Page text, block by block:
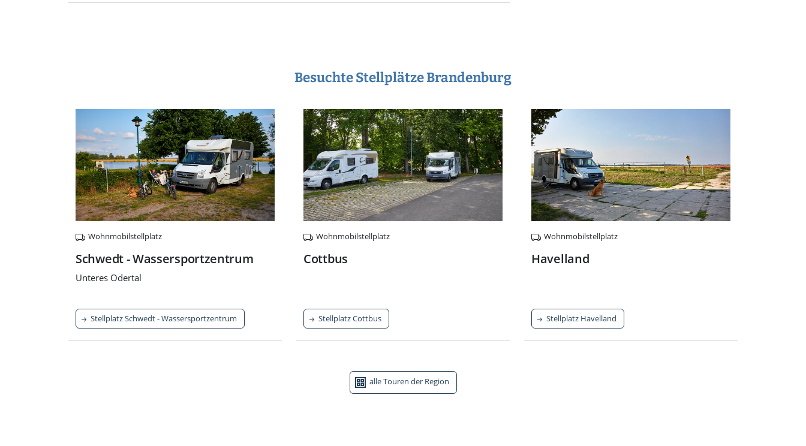
Besuchte Stellplätze Brandenburg
Wohnmobilstellplatz
Schwedt - Wassersportzentrum
Unteres Odertal
Stellplatz Schwedt - Wassersportzentrum
Wohnmobilstellplatz
Cottbus
Stellplatz Cottbus
Wohnmobilstellplatz
Havelland
Stellplatz Havelland
alle Touren der Region